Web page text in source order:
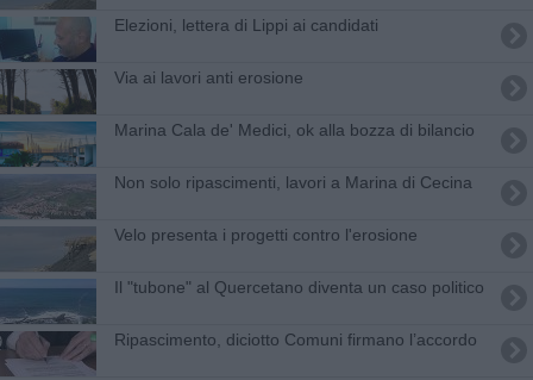
Elezioni, lettera di Lippi ai candidati
Via ai lavori anti erosione
Marina Cala de' Medici, ok alla bozza di bilancio
Non solo ripascimenti, lavori a Marina di Cecina
Velo presenta i progetti contro l'erosione
Il "tubone" al Quercetano diventa un caso politico
Ripascimento, diciotto Comuni firmano l’accordo